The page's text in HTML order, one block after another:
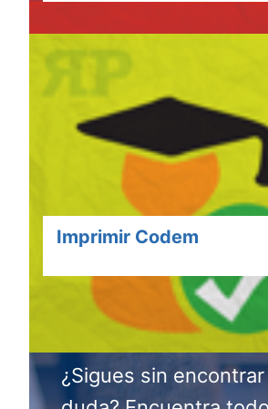
Imprimir Codem
¿Sigues sin